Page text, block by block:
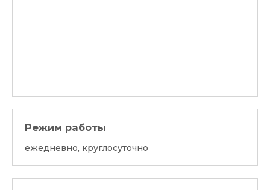
Режим работы
ежедневно, круглосуточно